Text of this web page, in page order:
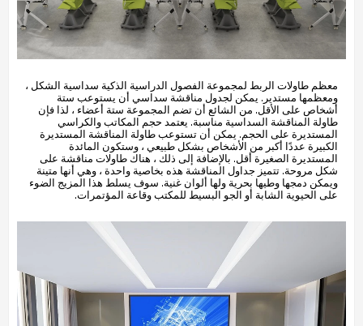
معظم طاولات الربط لمجموعة الفصول الدراسية الذكية سداسية الشكل ،
ومعظمها مستدير. يمكن لجدول مناقشة سداسي أن يستوعب ستة
أشخاص على الأقل. من الشائع أن تضم المجموعة ستة أعضاء ، لذا فإن
طاولة المناقشة السداسية مناسبة. يعتمد حجم المكاتب والكراسي
المستديرة على الحجم. يمكن أن تستوعب طاولة المناقشة المستديرة
الكبيرة عددًا أكبر من الأشخاص بشكل طبيعي ، وستكون المائدة
المستديرة الصغيرة أقل. بالإضافة إلى ذلك ، هناك طاولات مناقشة على
شكل مروحة. تتميز جداول المناقشة هذه بخاصية واحدة ، وهي أنها متينة
ويمكن دمجها وطيها بحرية ولها ألوان غنية. سوف يسلط هذا المزيج الضوء
على الحيوية الشابة أو الجو البسيط للمكتب وقاعة المؤتمرات.